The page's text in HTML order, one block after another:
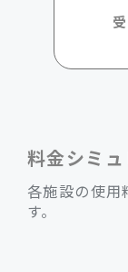
料金シミ
各施設の使用
す。